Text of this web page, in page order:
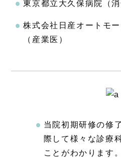
東京都立大久保病院（消
株式会社日産オートモ
（産業医）
当院初期研修の修
際して様々な診療
ことがわかります。